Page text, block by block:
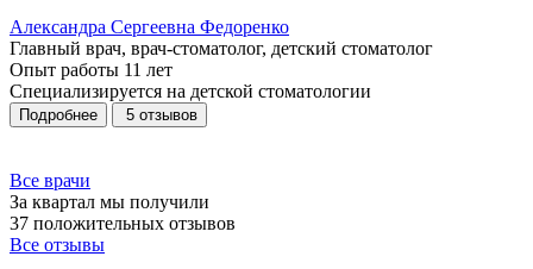
Александра Сергеевна Федоренко
Главный врач, врач-стоматолог, детский стоматолог
Опыт работы 11 лет
Специализируется на детской стоматологии
Подробнее 5 отзывов
Все врачи
За квартал мы получили
37 положительных отзывов
Все отзывы